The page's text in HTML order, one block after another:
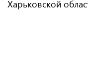
Харьковской